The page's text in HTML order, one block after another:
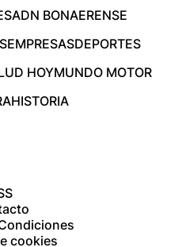
ADN BONAERENSE
EMPRESASDEPORTES
HOYMUNDO MOTOR
HISTORIA
cookies